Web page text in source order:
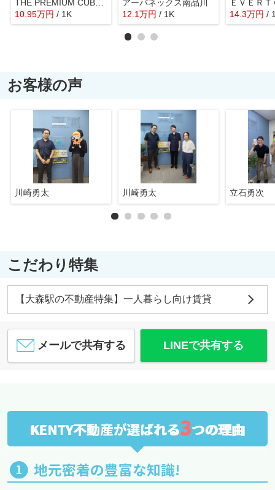
THE PREMIUM CUBE G 大崎
10.95万円 / 1K
アーバネックス南品川
12.1万円 / 1K 14.3万円 /
お客様の声
川崎勇太 川崎勇太 立石勇次
こだわり特集
【大森駅の不動産特集】一人暮らし向け賃貸
メールで共有する LINEで共有する
KENTY不動産が選ばれる3つの理由
地元密着の豊富な知識!